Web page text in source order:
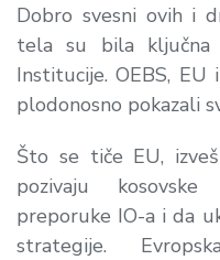
Dobro svesni ovih i
tela su bila ključna
Institucije. OEBS,
plodonosno pokazali
Što se tiče EU,
pozivaju
preporuke IO-a i da
strategije.